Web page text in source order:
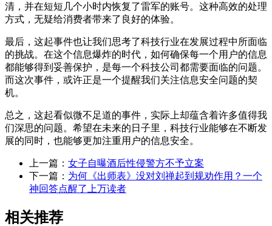
清，并在短短几个小时内恢复了雷军的账号。这种高效的处理
方式，无疑给消费者带来了良好的体验。
最后，这起事件也让我们思考了科技行业在发展过程中所面临
的挑战。在这个信息爆炸的时代，如何确保每一个用户的信息
都能够得到妥善保护，是每一个科技公司都需要面临的问题。
而这次事件，或许正是一个提醒我们关注信息安全问题的契
机。
总之，这起看似微不足道的事件，实际上却蕴含着许多值得我
们深思的问题。希望在未来的日子里，科技行业能够在不断发
展的同时，也能够更加注重用户的信息安全。
上一篇： 女子自曝酒后性侵警方不予立案
下一篇： 为何《出师表》没对刘禅起到规劝作用？一个
神回答点醒了上万读者
相关推荐